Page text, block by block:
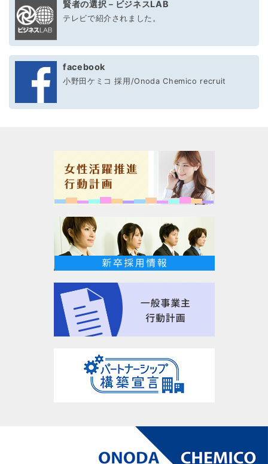
賢者の選択－ビジネスLAB
テレビで紹介されました。
facebook
小野田ケミコ 採用/Onoda Chemico recruit